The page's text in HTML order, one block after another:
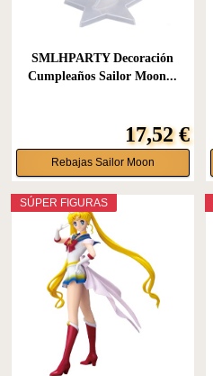
SMLHPARTY Decoración
Cumpleaños Sailor Moon...
17,52 €
Rebajas Sailor Moon
SÚPER FIGURAS